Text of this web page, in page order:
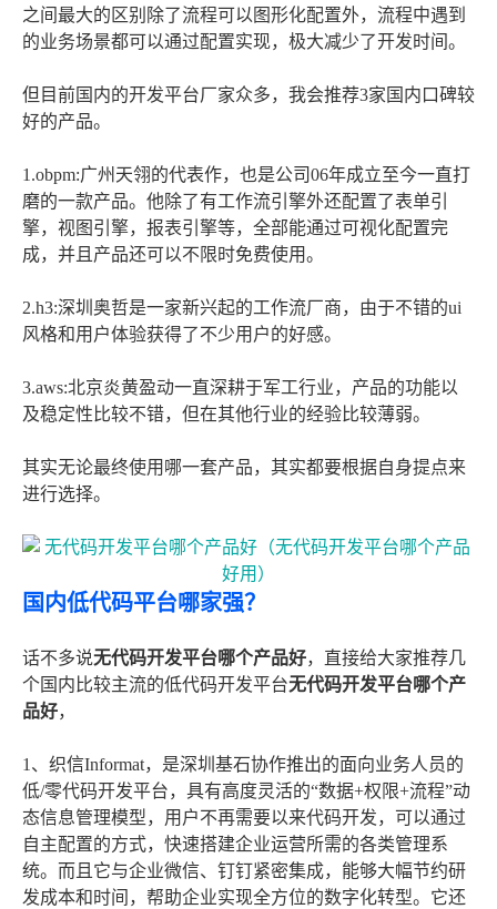
之间最大的区别除了流程可以图形化配置外，流程中遇到
的业务场景都可以通过配置实现，极大减少了开发时间。
但目前国内的开发平台厂家众多，我会推荐3家国内口碑较
好的产品。
1.obpm:广州天翎的代表作，也是公司06年成立至今一直打
磨的一款产品。他除了有工作流引擎外还配置了表单引
擎，视图引擎，报表引擎等，全部能通过可视化配置完
成，并且产品还可以不限时免费使用。
2.h3:深圳奥哲是一家新兴起的工作流厂商，由于不错的ui
风格和用户体验获得了不少用户的好感。
3.aws:北京炎黄盈动一直深耕于军工行业，产品的功能以
及稳定性比较不错，但在其他行业的经验比较薄弱。
其实无论最终使用哪一套产品，其实都要根据自身提点来
进行选择。
国内低代码平台哪家强？
话不多说无代码开发平台哪个产品好，直接给大家推荐几
个国内比较主流的低代码开发平台无代码开发平台哪个产
品好，
1、织信Informat，是深圳基石协作推出的面向业务人员的
低/零代码开发平台，具有高度灵活的“数据+权限+流程”动
态信息管理模型，用户不再需要以来代码开发，可以通过
自主配置的方式，快速搭建企业运营所需的各类管理系
统。而且它与企业微信、钉钉紧密集成，能够大幅节约研
发成本和时间，帮助企业实现全方位的数字化转型。它还